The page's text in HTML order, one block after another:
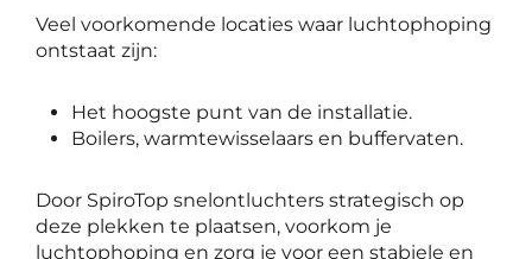
Veel voorkomende locaties waar luchtophoping
ontstaat zijn:
Het hoogste punt van de installatie.
Boilers, warmtewisselaars en buffervaten.
Door SpiroTop snelontluchters strategisch op
deze plekken te plaatsen, voorkom je
luchtophoping en zorg je voor een stabiele en